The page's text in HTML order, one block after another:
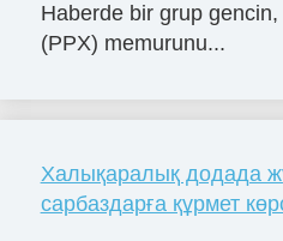
Haberde bir grup
(PPX) memurunu...
Халықаралық додада
сарбаздарға құрмет